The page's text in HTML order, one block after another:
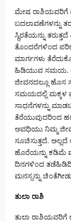
ಮೇಷ ರಾಶಿಯವರಿಗೆ
ಬದಲಾವಣೆಗಳನ್ನು
ಸ್ಥಿರತೆಯನ್ನು
ತೊಂದರೆಗಳಿಂದ
ಮಾರ್ಗಗಳು
ಹಿಡಿಯುವ ಸಮಯ.
ಜೀವನದಲ್ಲೂ
ಸಮಯದಲ್ಲಿ ಮಕ್ಕಳ
ಸಾಧನೆಗಳನ್ನು
ತೆರೆಯುವುದರಿಂದ
ಅವಧಿಯು ನಿಮ್ಮ
ಸೂಚಿಸುತ್ತದೆ.
ಹೊರೆಯನ್ನು ಕಡಿಮೆ
ದಿನಗಳಿಂದ
ಮನಸ್ಸನ್ನು
ತುಲಾ ರಾಶಿ
ತುಲಾ ರಾಶಿಯವರಿಗೆ